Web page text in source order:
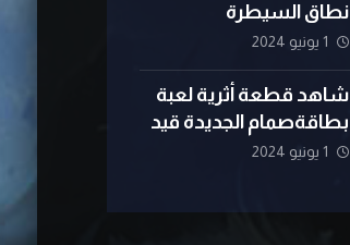
نطاق السيطرة
1 يونيو 2024
شاهد قطعة أثرية لعبة
بطاقةصمام الجديدة قيد
التشغيل
1 يونيو 2024